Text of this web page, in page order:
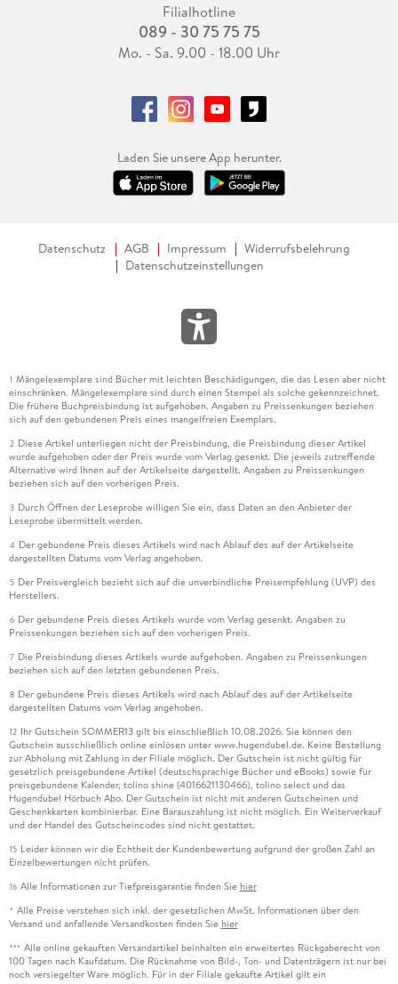
Filialhotline
089 - 30 75 75 75
Mo. - Sa. 9.00 - 18.00 Uhr
Laden Sie unsere App herunter.
Datenschutz AGB Impressum
Widerrufsbelehrung
Datenschutzeinstellungen
1 Mängelexemplare sind Bücher mit leichten Beschädigungen, die das Lesen aber nicht
einschränken. Mängelexemplare sind durch einen Stempel als solche gekennzeichnet.
Die frühere Buchpreisbindung ist aufgehoben. Angaben zu Preissenkungen beziehen
sich auf den gebundenen Preis eines mangelfreien Exemplars.
2 Diese Artikel unterliegen nicht der Preisbindung, die Preisbindung dieser Artikel
wurde aufgehoben oder der Preis wurde vom Verlag gesenkt. Die jeweils zutreffende
Alternative wird Ihnen auf der Artikelseite dargestellt. Angaben zu Preissenkungen
beziehen sich auf den vorherigen Preis.
3 Durch Öffnen der Leseprobe willigen Sie ein, dass Daten an den Anbieter der
Leseprobe übermittelt werden.
4 Der gebundene Preis dieses Artikels wird nach Ablauf des auf der Artikelseite
dargestellten Datums vom Verlag angehoben.
5 Der Preisvergleich bezieht sich auf die unverbindliche Preisempfehlung (UVP) des
Herstellers.
6 Der gebundene Preis dieses Artikels wurde vom Verlag gesenkt. Angaben zu
Preissenkungen beziehen sich auf den vorherigen Preis.
7 Die Preisbindung dieses Artikels wurde aufgehoben. Angaben zu Preissenkungen
beziehen sich auf den letzten gebundenen Preis.
8 Der gebundene Preis dieses Artikels wird nach Ablauf des auf der Artikelseite
dargestellten Datums vom Verlag angehoben.
12 Ihr Gutschein SOMMER13 gilt bis einschließlich 10.08.2026. Sie können den
Gutschein ausschließlich online einlösen unter www.hugendubel.de. Keine Bestellung
zur Abholung mit Zahlung in der Filiale möglich. Der Gutschein ist nicht gültig für
gesetzlich preisgebundene Artikel (deutschsprachige Bücher und eBooks) sowie für
preisgebundene Kalender, tolino shine (4016621130466), tolino select und das
Hugendubel Hörbuch Abo. Der Gutschein ist nicht mit anderen Gutscheinen und
Geschenkkarten kombinierbar. Eine Barauszahlung ist nicht möglich. Ein Weiterverkauf
und der Handel des Gutscheincodes sind nicht gestattet.
15 Leider können wir die Echtheit der Kundenbewertung aufgrund der großen Zahl an
Einzelbewertungen nicht prüfen.
16 Alle Informationen zur Tiefpreisgarantie finden Sie hier
* Alle Preise verstehen sich inkl. der gesetzlichen MwSt. Informationen über den
Versand und anfallende Versandkosten finden Sie hier
*** Alle online gekauften Versandartikel beinhalten ein erweitertes Rückgaberecht von
100 Tagen nach Kaufdatum. Die Rücknahme von Bild-, Ton- und Datenträgern ist nur bei
noch versiegelter Ware möglich. Für in der Filiale gekaufte Artikel gilt ein